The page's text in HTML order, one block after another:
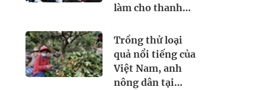
làm cho thanh
Trồng thử loại
quả nổi tiếng của
Việt Nam, anh
nông dân tại